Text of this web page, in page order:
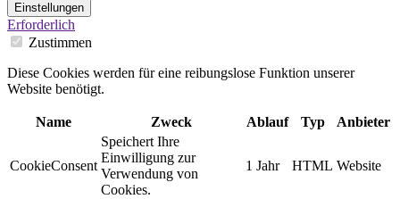
Einstellungen
Erforderlich
Zustimmen
Diese Cookies werden für eine reibungslose Funktion unserer
Website benötigt.
Name Zweck Ablauf Typ Anbieter
CookieConsent
Speichert Ihre
Einwilligung zur
Verwendung von
Cookies.
1 Jahr HTML Website